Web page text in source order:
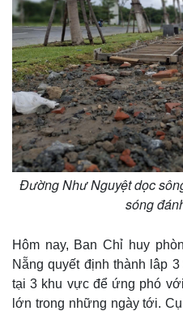
Thế giới
Quan sát
Cuộc sống đó đây
Hồ sơ
Đường Như Nguyệt dọc
sóng
Hôm nay, Ban Chỉ huy
Nẵng quyết định thành lâp
tại 3 khu vực để ứng phó
lớn trong những ngày tới.